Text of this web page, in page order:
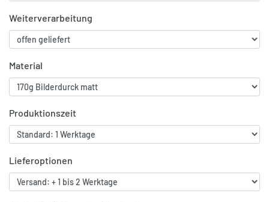
Weiterverarbeitung
Material
Produktionszeit
Lieferoptionen